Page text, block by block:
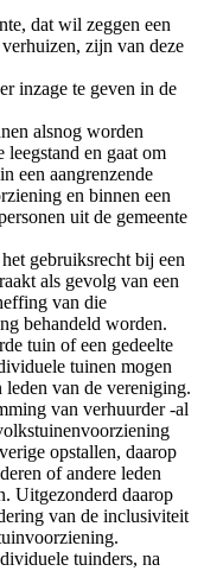
dat wil zeggen een
zijn van deze
inzage te geven in de
alsnog worden
leegstand en gaat om
een aangrenzende
en binnen een
uit de gemeente
gebruiksrecht bij een
als gevolg van een
van die
behandeld worden.
tuin of een gedeelte
tuinen mogen
van de vereniging.
van verhuurder -al
opstallen, daarop
of andere leden
Uitgezonderd daarop
van de inclusiviteit
tuinders, na